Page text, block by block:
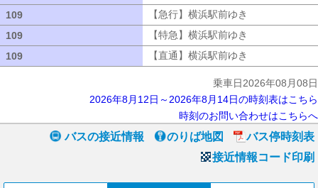
109
【急行】横浜駅前ゆき
109
【特急】横浜駅前ゆき
109
【直通】横浜駅前ゆき
乗車日2026年08月08日
2026年8月12日～2026年8月14日の時刻表はこちら
時刻のお問い合わせはこちらへ
バスの接近情報 のりば地図
バス停時刻表
接近情報コード印刷